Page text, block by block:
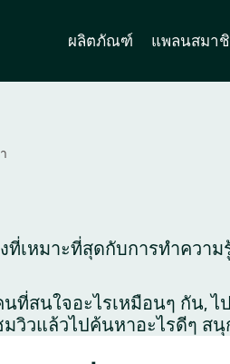
ผลิตภัณฑ์ แพลนสมา
ที่เหมาะที่สุดกับการทำคว
ที่สนใจอะไรเหมือนๆ กัน,
มวิวแล้วไปค้นหาอะไรดีๆ ส